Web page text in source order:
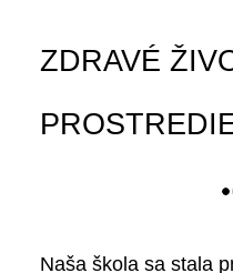
ZDRAVÉ
Naša škola sa stala